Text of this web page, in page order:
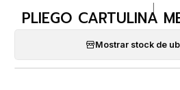
PLIEGO CARTULINA
Mostrar stock de